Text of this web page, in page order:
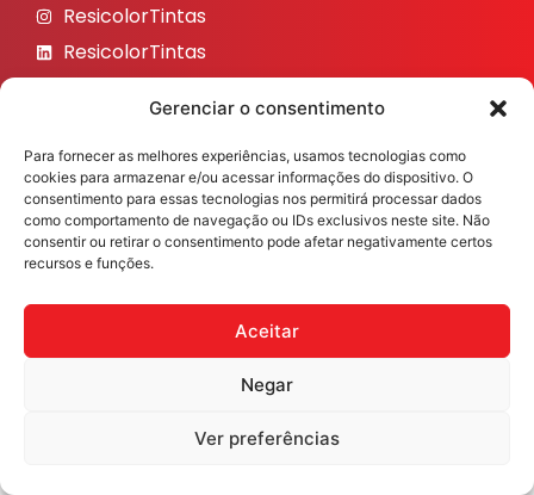
Gerenciar o consentimento
Para fornecer as melhores experiências, usamos tecnologias como
cookies para armazenar e/ou acessar informações do dispositivo. O
consentimento para essas tecnologias nos permitirá processar dados
como comportamento de navegação ou IDs exclusivos neste site. Não
consentir ou retirar o consentimento pode afetar negativamente certos
recursos e funções.
Aceitar
Negar
Ver preferências
ResicolorTintas
ResicolorTintas
ResicolorTintas
ResicolorTintas
Veja nosso Instagram
Desenvolvido porFast Digital 360